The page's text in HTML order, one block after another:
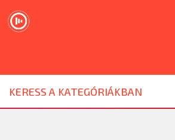
KERESS A KATEGÓRIÁKBAN
DJ ESZKÖZ
HANGTECHNIKA